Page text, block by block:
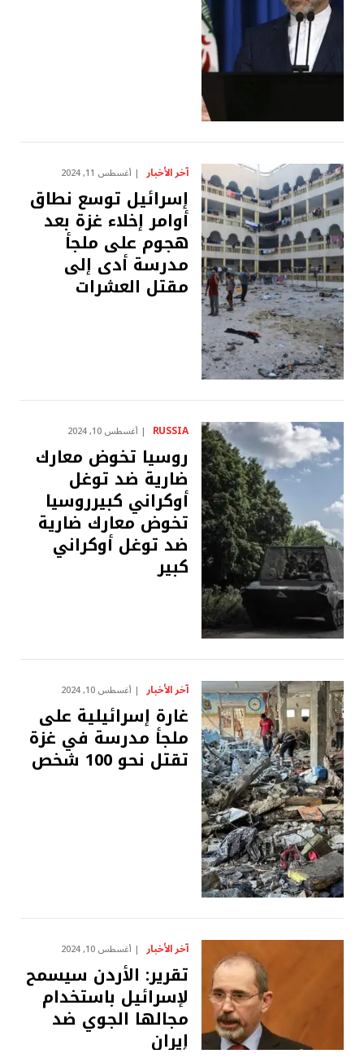
آخر الأخبار أغسطس 11, 2024
إسرائيل توسع نطاق
أوامر إخلاء غزة بعد
هجوم على ملجأ
مدرسة أدى إلى
مقتل العشرات
RUSSIA أغسطس 10, 2024
روسيا تخوض معارك
ضارية ضد توغل
أوكراني كبيرروسيا
تخوض معارك ضارية
ضد توغل أوكراني
كبير
آخر الأخبار أغسطس 10, 2024
غارة إسرائيلية على
ملجأ مدرسة في غزة
تقتل نحو 100 شخص
آخر الأخبار أغسطس 10, 2024
تقرير: الأردن سيسمح
لإسرائيل باستخدام
مجالها الجوي ضد
إيران